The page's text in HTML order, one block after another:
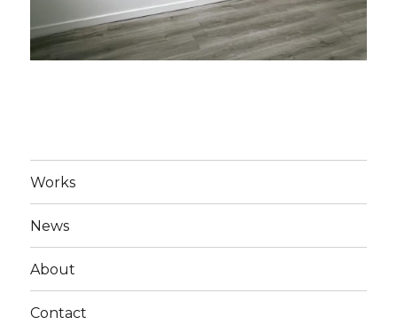
Works
News
About
Contact